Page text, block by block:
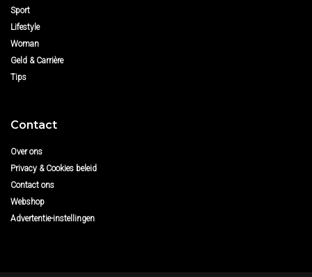
Sport
Lifestyle
Woman
Geld & Carrière
Tips
Contact
Over ons
Privacy & Cookies beleid
Contact ons
Webshop
Advertentie-instellingen